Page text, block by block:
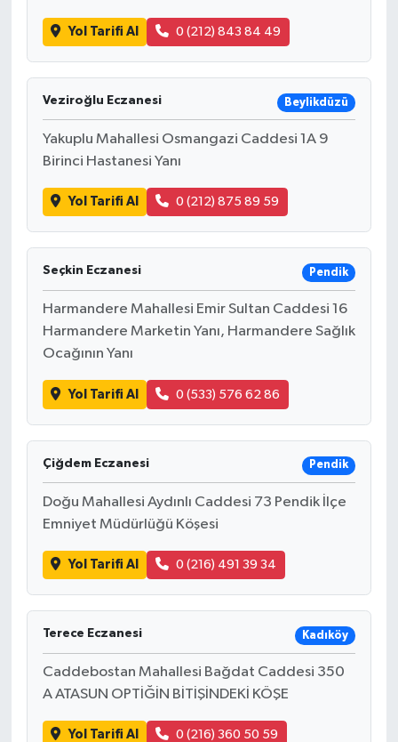
Yol Tarifi Al 0 (212) 843 84 49
Veziroğlu Eczanesi Beylikdüzü
Yakuplu Mahallesi Osmangazi Caddesi 1A 9
Birinci Hastanesi Yanı
Yol Tarifi Al 0 (212) 875 89 59
Seçkin Eczanesi Pendik
Harmandere Mahallesi Emir Sultan Caddesi 16
Harmandere Marketin Yanı, Harmandere Sağlık
Ocağının Yanı
Yol Tarifi Al 0 (533) 576 62 86
Çiğdem Eczanesi Pendik
Doğu Mahallesi Aydınlı Caddesi 73 Pendik İlçe
Emniyet Müdürlüğü Köşesi
Yol Tarifi Al 0 (216) 491 39 34
Terece Eczanesi Kadıköy
Caddebostan Mahallesi Bağdat Caddesi 350
A ATASUN OPTİĞİN BİTİŞİNDEKİ KÖŞE
Yol Tarifi Al 0 (216) 360 50 59